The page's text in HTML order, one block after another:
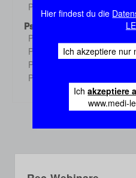
Hier findest du die
Ich akzeptiere nur
Ichakzeptiere
www.medi-
Physiologie 6
Psychologie
Psychologie 1
Psychologie 2 Demo
Psychologie 3
Psychologie 4